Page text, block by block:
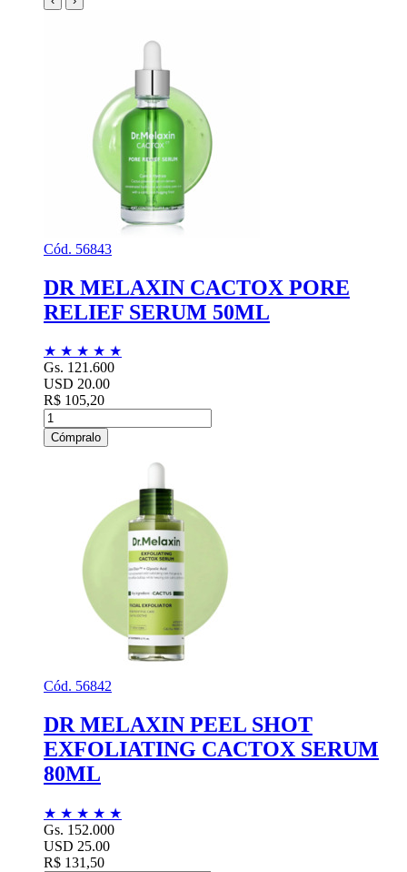
Cód. 56843
DR MELAXIN CACTOX PORE
RELIEF SERUM 50ML
★ ★ ★ ★ ★
Gs. 121.600
USD 20.00
R$ 105,20
Cómpralo
Cód. 56842
DR MELAXIN PEEL SHOT
EXFOLIATING CACTOX SERUM
80ML
★ ★ ★ ★ ★
Gs. 152.000
USD 25.00
R$ 131,50